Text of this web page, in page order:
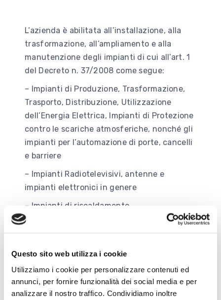
Questo sito web utilizza i cookie
Utilizziamo i cookie per personalizzare contenuti ed
annunci, per fornire funzionalità dei social media e per
analizzare il nostro traffico. Condividiamo inoltre
L’azienda è abilitata all’installazione, alla
trasformazione, all’ampliamento e alla
manutenzione degli impianti di cui all’art. 1
del Decreto n. 37/2008 come segue:
– Impianti di Produzione, Trasformazione,
Trasporto, Distribuzione, Utilizzazione
dell’Energia Elettrica, Impianti di Protezione
contro le scariche atmosferiche, nonché gli
impianti per l’automazione di porte, cancelli
e barriere
– Impianti Radiotelevisivi, antenne e
impianti elettronici in genere
– Impianti di riscaldamento,
climatizzazione, condizionamento,
refrigerazione di qualsiasi natura o specie,
della combustione e delle condense, di
ventilazione e aerazione dei locali
– Impianti per la distribuzione e